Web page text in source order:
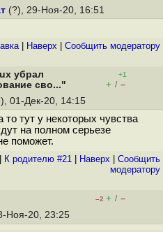
(?), 29-Ноя-20, 16:51
| Наверх Cообщить модератору
убрал
сво..."
+1
+ / –
01-Дек-20, 14:15
то тут у некоторых чувства
на полном серьезе
поможет.
К родителю #21 Наверх
Cообщить
модератору
–2 + / –
Ноя-20, 23:25